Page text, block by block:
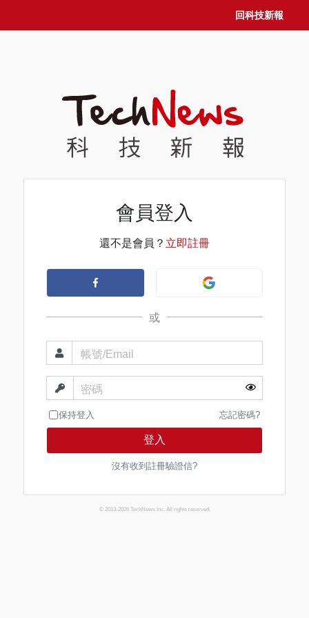
回科技新報
會員登入
還不是會員？ 立即註冊
或
帳號/Email
密碼
保持登入 忘記密碼?
登入
沒有收到註冊驗證信?
© 2013-2026 TechNews Inc. All rights reserved.